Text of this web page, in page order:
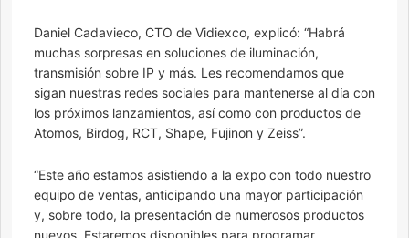
Daniel Cadavieco, CTO de Vidiexco, explicó: “Habrá
muchas sorpresas en soluciones de iluminación,
transmisión sobre IP y más. Les recomendamos que
sigan nuestras redes sociales para mantenerse al día con
los próximos lanzamientos, así como con productos de
Atomos, Birdog, RCT, Shape, Fujinon y Zeiss”.
“Este año estamos asistiendo a la expo con todo nuestro
equipo de ventas, anticipando una mayor participación
y, sobre todo, la presentación de numerosos productos